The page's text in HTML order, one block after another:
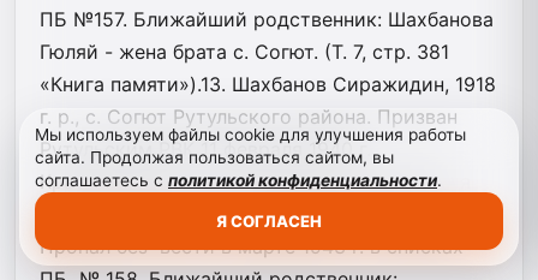
ПБ №157. Ближайший родственник: Шахбанова
Гюляй - жена брата с. Согют. (Т. 7, стр. 381
«Книга памяти»).13. Шахбанов Сиражидин, 1918
г. р., с. Согют Рутульского района. Призван
Рутульским РВК 11 февраля 1940 г.
Красноармеец-стрелок. Время прекращения
письменной связи - 15.декабря 1941 года.
Пропал без вести в марте 1943 г. в списках
Мы используем файлы cookie для улучшения работы
сайта. Продолжая пользоваться сайтом, вы
соглашаетесь с политикой конфиденциальности.
Я СОГЛАСЕН